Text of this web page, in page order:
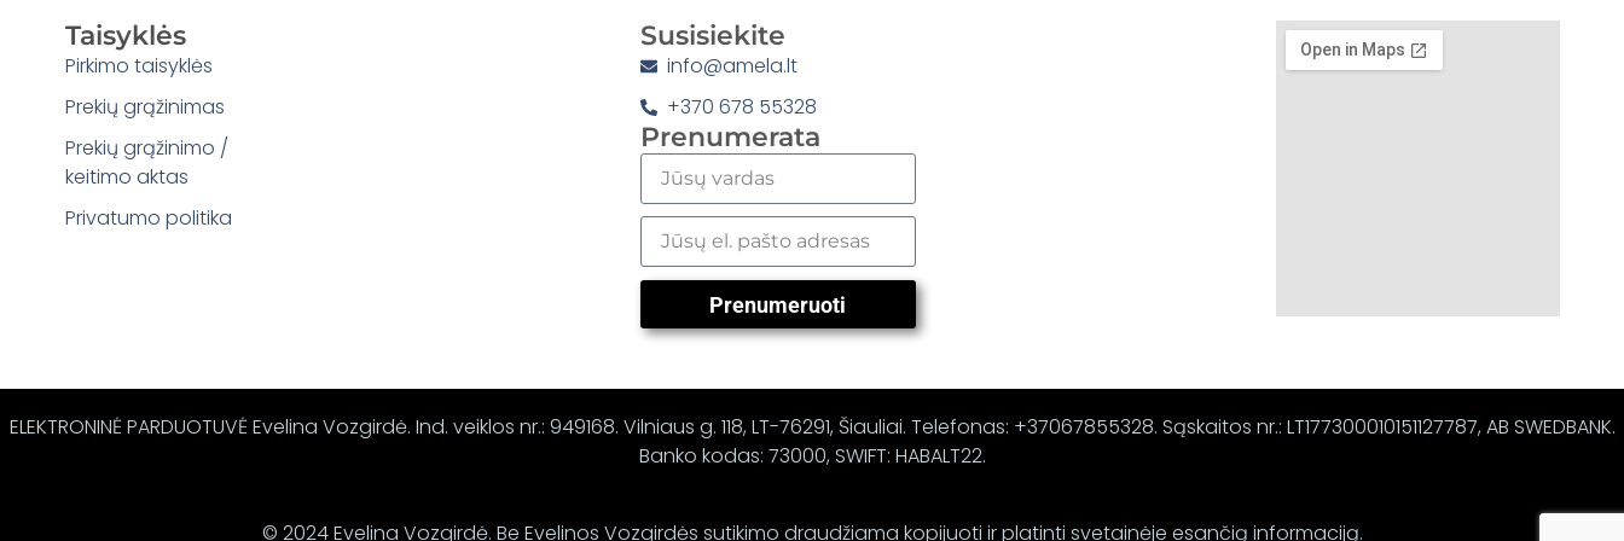
Taisyklės
Pirkimo taisyklės
Prekių grąžinimas
Prekių grąžinimo /
keitimo aktas
Privatumo politika
Susisiekite
info@amela.lt
+370 678 55328
Prenumerata
Prenumeruoti
ELEKTRONINĖ PARDUOTUVĖ Evelina Vozgirdė. Ind. veiklos nr.: 949168. Vilniaus g. 118, LT-76291, Šiauliai. Telefonas: +37067855328. Sąskaitos nr.: LT177300010151127787, AB SWEDBANK.
Banko kodas: 73000, SWIFT: HABALT22.
© 2024 Evelina Vozgirdė. Be Evelinos Vozgirdės sutikimo draudžiama kopijuoti ir platinti svetainėje esančią informaciją.